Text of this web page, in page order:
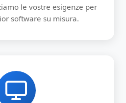
le vostre esigenze per
software su misura.